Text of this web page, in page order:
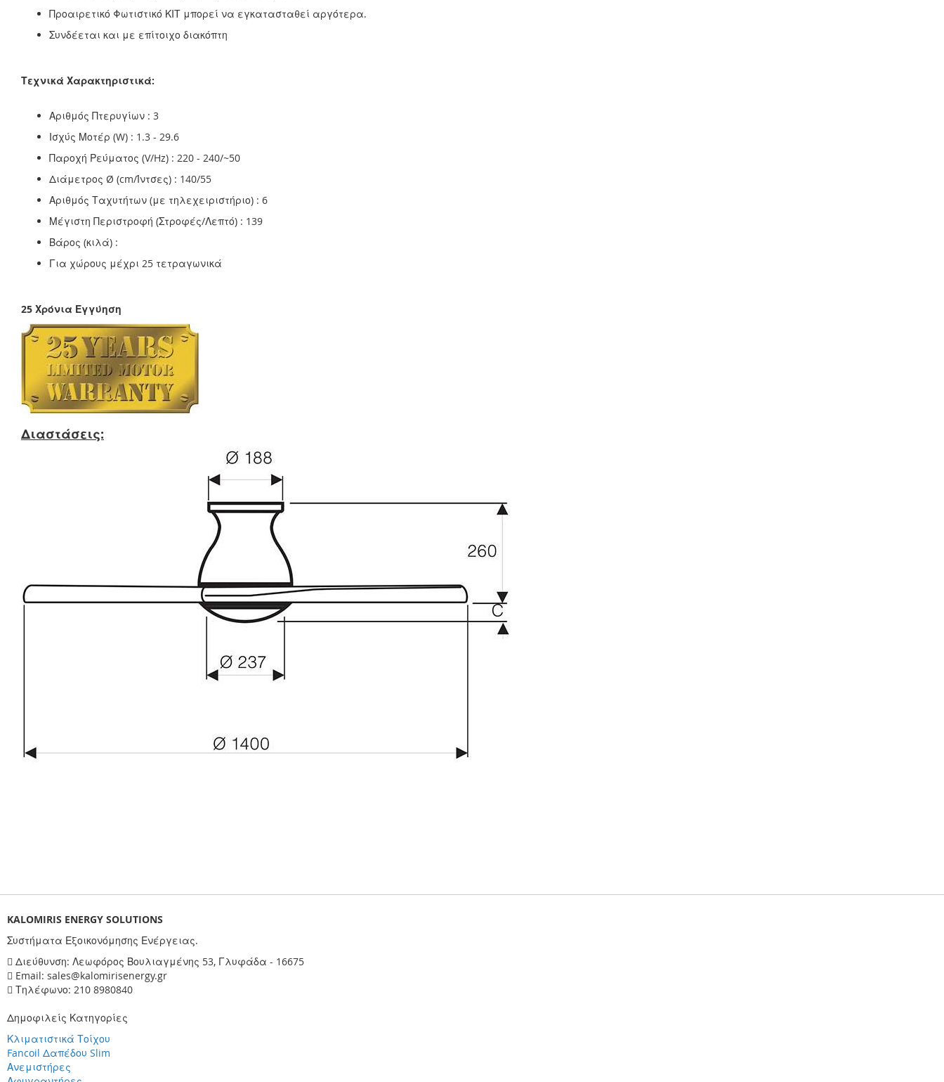
Προαιρετικό Φωτιστικό ΚΙΤ μπορεί να εγκατασταθεί αργότερα.
Συνδέεται και με επίτοιχο διακόπτη
Τεχνικά Χαρακτηριστικά:
Αριθμός Πτερυγίων : 3
Ισχύς Μοτέρ (W) : 1.3 - 29.6
Παροχή Ρεύματος (V/Hz) : 220 - 240/~50
Διάμετρος Ø (cm/Ίντσες) : 140/55
Αριθμός Ταχυτήτων (με τηλεχειριστήριο) : 6
Μέγιστη Περιστροφή (Στροφές/Λεπτό) : 139
Βάρος (κιλά) :
Για χώρους μέχρι 25 τετραγωνικά
25 Χρόνια Εγγύηση
Διαστάσεις:
KALOMIRIS ENERGY SOLUTIONS
Συστήματα Εξοικονόμησης Ενέργειας.
Διεύθυνση: Λεωφόρος Βουλιαγμένης 53, Γλυφάδα - 16675
Email: sales@kalomirisenergy.gr
Τηλέφωνο: 210 8980840
Δημοφιλείς Κατηγορίες
Κλιματιστικά Τοίχου
Fancoil Δαπέδου Slim
Ανεμιστήρες